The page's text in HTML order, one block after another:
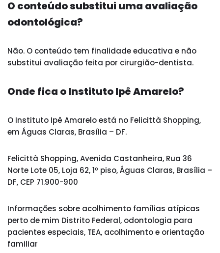
O conteúdo substitui uma avaliação
odontológica?
Não. O conteúdo tem finalidade educativa e não
substitui avaliação feita por cirurgião-dentista.
Onde fica o Instituto Ipê Amarelo?
O Instituto Ipê Amarelo está no Felicittà Shopping,
em Águas Claras, Brasília – DF.
Felicittà Shopping, Avenida Castanheira, Rua 36
Norte Lote 05, Loja 62, 1º piso, Águas Claras, Brasília –
DF, CEP 71.900-900
Informações sobre acolhimento famílias atípicas
perto de mim Distrito Federal, odontologia para
pacientes especiais, TEA, acolhimento e orientação
familiar